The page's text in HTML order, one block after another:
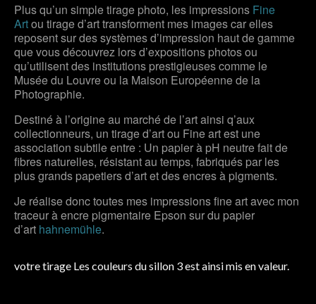
Plus qu’un simple tirage photo, les impressions Fine
Artou tirage d’art transforment mes images car elles
reposent sur des systèmes d’impression haut de gamme
que vous découvrez lors d’expositions photos ou
qu’utilisent des institutions prestigieuses comme le
Musée du Louvre ou la Maison Européenne de la
Photographie.
Destiné à l’origine au marché de l’art ainsi q’aux
collectionneurs, un tirage d’art ou Fine art est une
association subtile entre : Un papier à pH neutre fait de
fibres naturelles, résistant au temps, fabriqués par les
plus grands papetiers d’art et des encres à pigments.
Je réalise donc toutes mes impressions fine art avec mon
traceur à encre pigmentaire Epson sur du papier
d’art hahnemühle.
votre tirage Les couleurs du sillon 3 est ainsi mis en valeur.